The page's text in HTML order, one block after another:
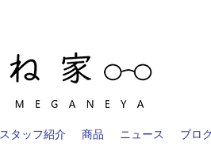
スタッフ紹介 商品 ニュース ブロ